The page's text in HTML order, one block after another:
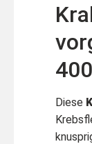
Diese